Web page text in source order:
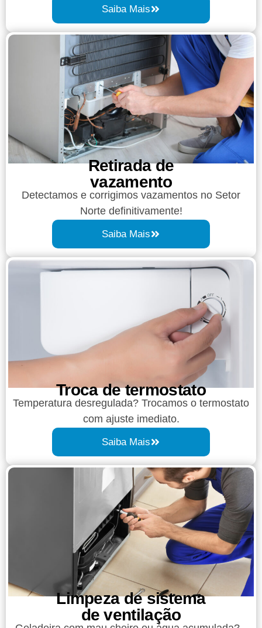
Saiba Mais
Retirada de
vazamento​​
Detectamos e corrigimos vazamentos no Setor
Norte definitivamente!
Saiba Mais
Troca de termostato
Temperatura desregulada? Trocamos o termostato
com ajuste imediato.
Saiba Mais
Limpeza de sistema
de ventilação